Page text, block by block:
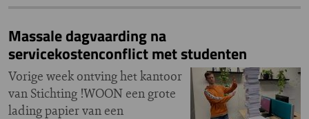
Massale dagvaarding na
servicekostenconflict met studenten
Vorige week ontving het kantoor
van Stichting !WOON een grote
lading papier van een